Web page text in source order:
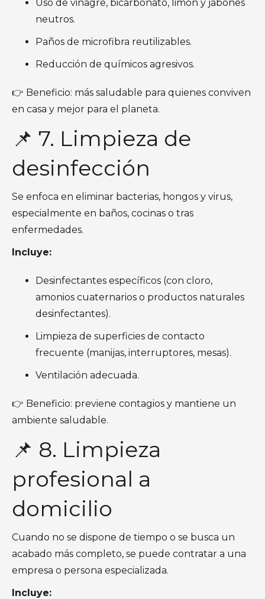
Uso de vinagre, bicarbonato, limón y jabones
neutros.
Paños de microfibra reutilizables.
Reducción de químicos agresivos.
👉 Beneficio: más saludable para quienes conviven
en casa y mejor para el planeta.
📌 7. Limpieza de
desinfección
Se enfoca en eliminar bacterias, hongos y virus,
especialmente en baños, cocinas o tras
enfermedades.
Incluye:
Desinfectantes específicos (con cloro,
amonios cuaternarios o productos naturales
desinfectantes).
Limpieza de superficies de contacto
frecuente (manijas, interruptores, mesas).
Ventilación adecuada.
👉 Beneficio: previene contagios y mantiene un
ambiente saludable.
📌 8. Limpieza
profesional a
domicilio
Cuando no se dispone de tiempo o se busca un
acabado más completo, se puede contratar a una
empresa o persona especializada.
Incluye: